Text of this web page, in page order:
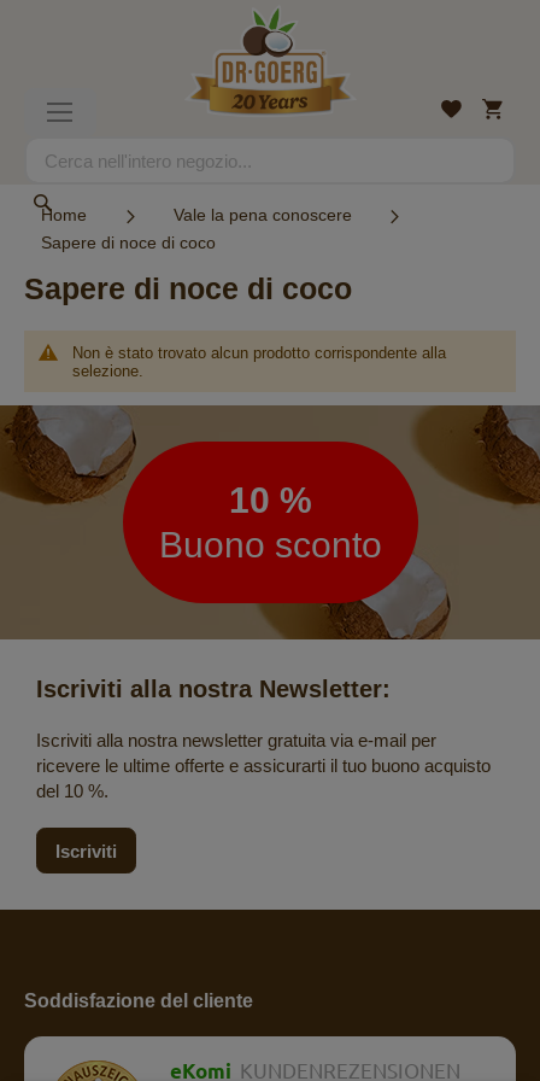
Search
Lista
Home
Vale la pena conoscere
Sapere di noce di coco
Sapere di noce di coco
Non è stato trovato alcun prodotto corrispondente alla
selezione.
Newsletter
10 %
Buono sconto
Iscriviti alla nostra Newsletter:
Iscriviti alla nostra newsletter gratuita via e-mail per
ricevere le ultime offerte e assicurarti il tuo buono acquisto
del 10 %.
Iscriviti
Soddisfazione del cliente
eKomi KUNDENREZENSIONEN